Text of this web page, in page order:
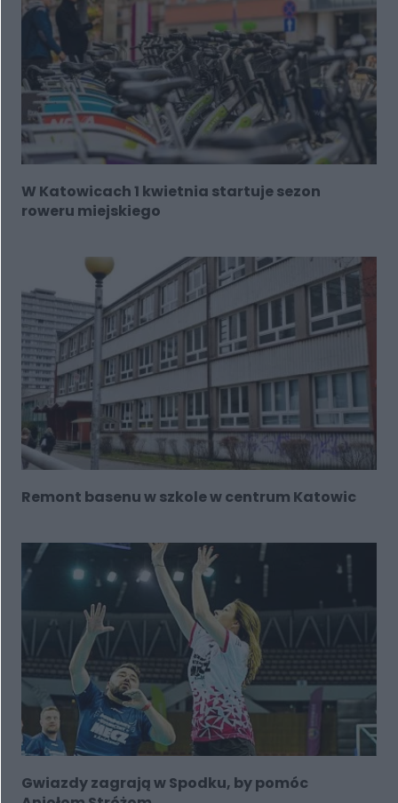
W Katowicach 1 kwietnia startuje sezon
roweru miejskiego
Remont basenu w szkole w centrum Katowic
Gwiazdy zagrają w Spodku, by pomóc